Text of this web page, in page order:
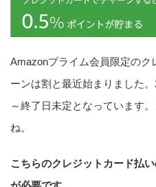
Amazonプライム会員限定の
ーンは割と最近始まりました
～終了日未定となっています
ね。
こちらのクレジットカード払